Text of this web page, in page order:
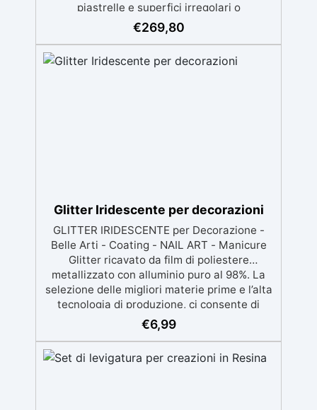
piastrelle e superfici irregolari o
danneggiate. ✅ Facile da applicare: Video
Guida completa inclusa, 3 semplici passaggi,
finitura protettiva antigraffio. ✅ Risultati
€269,80
Glitter Iridescente per decorazioni
GLITTER IRIDESCENTE per Decorazione -
Belle Arti - Coating - NAIL ART - Manicure
Glitter ricavato da film di poliestere
metallizzato con alluminio puro al 98%. La
selezione delle migliori materie prime e l’alta
tecnologia di produzione, ci consente di
offrire un prodotto dalle tonalità brillanti con
elevata costanza dimensionale. L’ampia
gamma di colori ne consente l’impiego nelle
più varie applicazioni decorative quali:
€6,99